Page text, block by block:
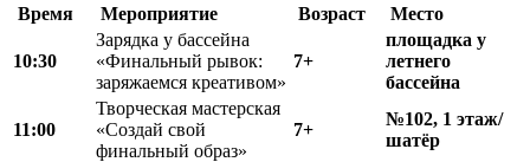
Время Мероприятие Возраст Место
10:30
Зарядка у бассейна
«Финальный рывок:
заряжаемся креативом»
7+
площадка у
летнего
бассейна
11:00
Творческая мастерская
«Создай свой
финальный образ»
7+
№102, 1 этаж/
шатёр